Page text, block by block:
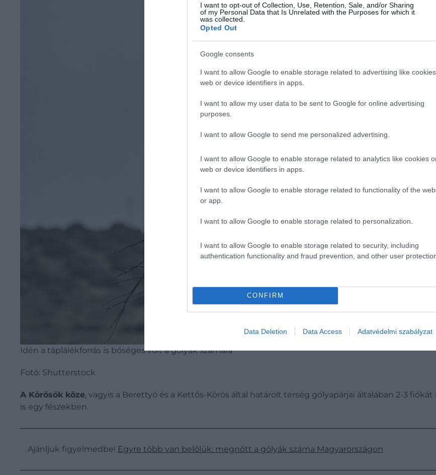
I want to opt-out of Collection, Use, Retention, Sale, and/or Sharing
of my Personal Data that Is Unrelated with the Purposes for which it
was collected.
Opted Out
Google consents
I want to allow Google to enable storage related to advertising like
web or device identifiers in apps.
I want to allow my user data to be sent to Google for online advertising
purposes.
I want to allow Google to send me personalized advertising.
I want to allow Google to enable storage related to analytics like cookies
web or device identifiers in apps.
I want to allow Google to enable storage related to functionality of the
or app.
I want to allow Google to enable storage related to personalization.
I want to allow Google to enable storage related to security, including
authentication functionality and fraud prevention, and other user
CONFIRM
Data Deletion Data Access Adatvédelmi szabályzat
Idén a táplálékforrás is bőséges volt a gólyák számára
Fotó: Shutterstock
A Körösök köze, vagyis a Berettyó és a Kettős-Körös által határolt térség gólyapárjai általában 2-3
is egy fészekben.
Ajánljuk figyelmedbe! Egyre több van belőlük: megnőtt a gólyák száma Magyarországon